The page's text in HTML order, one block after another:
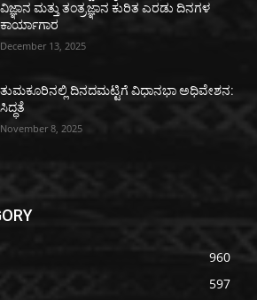
ವಿಜ್ಞಾನ ಮತ್ತು ತಂತ್ರಜ್ಞಾನ ಕುರಿತ ಎರಡು ದಿನಗಳ
ಕಾರ್ಯಾಗಾರ
December 13, 2025
ತುಮಕೂರಿನಲ್ಲಿ ದಿನದಮಟ್ಟಿಗೆ ವಿಧಾನಭಾ ಅಧಿವೇಶನ:
ಸಿದ್ಧತೆ
November 8, 2025
960
597